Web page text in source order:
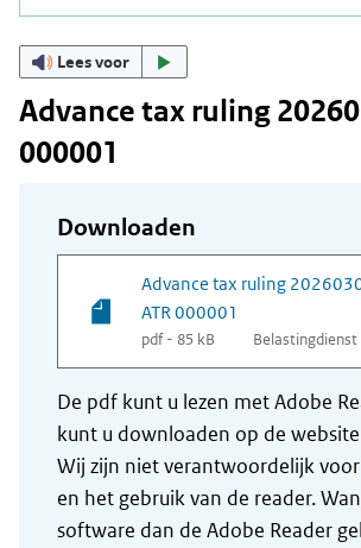
Lees voor
Advance tax ruling
000001
Downloaden
Advance tax ruling
ATR 000001
pdf - 85 kB Belastingdienst
De pdf kunt u lezen met Adobe
kunt u downloaden op de
Wij zijn niet verantwoordelijk
en het gebruik van de reader.
software dan de Adobe Reader